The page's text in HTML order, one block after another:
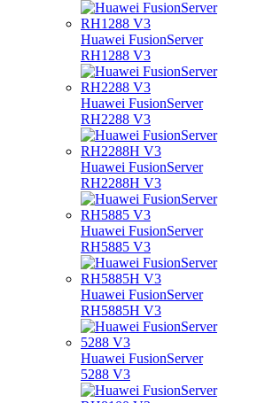
Huawei FusionServer
RH1288 V3
Huawei FusionServer
RH2288 V3
Huawei FusionServer
RH2288H V3
Huawei FusionServer
RH5885 V3
Huawei FusionServer
RH5885H V3
Huawei FusionServer
5288 V3